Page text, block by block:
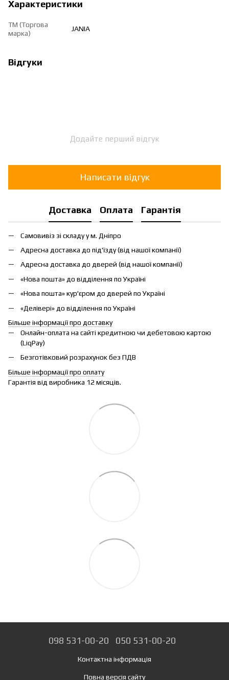
Характеристики
ТМ (Торгова
марка)
JANIA
Відгуки
Додайте перший відгук
Написати відгук
Доставка Оплата Гарантія
Самовивіз зі складу у м. Дніпро
Адресна доставка до під'їзду (від нашої компанії)
Адресна доставка до дверей (від нашої компанії)
«Нова пошта» до відділення по Україні
«Нова пошта» кур'єром до дверей по Україні
«Делівері» до відділення по Україні
Більше інформації про доставку
Онлайн-оплата на сайті кредитною чи дебетовою картою
(LiqPay)
Безготівковий розрахунок без ПДВ
Більше інформації про оплату
Гарантія від виробника 12 місяців.
098 531-00-20 050 531-00-20
Контактна інформація
Повна версія сайту